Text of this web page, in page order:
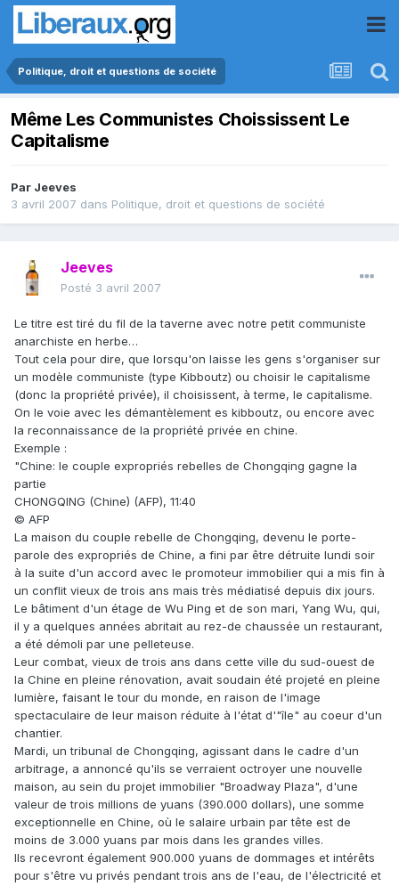
Politique, droit et questions de société
Même Les Communistes Choississent Le
Capitalisme
Par Jeeves
3 avril 2007 dans Politique, droit et questions de société
Jeeves
Posté 3 avril 2007
Le titre est tiré du fil de la taverne avec notre petit communiste
anarchiste en herbe…
Tout cela pour dire, que lorsqu'on laisse les gens s'organiser sur
un modèle communiste (type Kibboutz) ou choisir le capitalisme
(donc la propriété privée), il choisissent, à terme, le capitalisme.
On le voie avec les démantèlement es kibboutz, ou encore avec
la reconnaissance de la propriété privée en chine.
Exemple :
"Chine: le couple expropriés rebelles de Chongqing gagne la
partie
CHONGQING (Chine) (AFP), 11:40
© AFP
La maison du couple rebelle de Chongqing, devenu le porte-
parole des expropriés de Chine, a fini par être détruite lundi soir
à la suite d'un accord avec le promoteur immobilier qui a mis fin à
un conflit vieux de trois ans mais très médiatisé depuis dix jours.
Le bâtiment d'un étage de Wu Ping et de son mari, Yang Wu, qui,
il y a quelques années abritait au rez-de chaussée un restaurant,
a été démoli par une pelleteuse.
Leur combat, vieux de trois ans dans cette ville du sud-ouest de
la Chine en pleine rénovation, avait soudain été projeté en pleine
lumière, faisant le tour du monde, en raison de l'image
spectaculaire de leur maison réduite à l'état d'"île" au coeur d'un
chantier.
Mardi, un tribunal de Chongqing, agissant dans le cadre d'un
arbitrage, a annoncé qu'ils se verraient octroyer une nouvelle
maison, au sein du projet immobilier "Broadway Plaza", d'une
valeur de trois millions de yuans (390.000 dollars), une somme
exceptionnelle en Chine, où le salaire urbain par tête est de
moins de 3.000 yuans par mois dans les grandes villes.
Ils recevront également 900.000 yuans de dommages et intérêts
pour s'être vu privés pendant trois ans de l'eau, de l'électricité et